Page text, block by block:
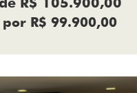
por R$ 99.900,00